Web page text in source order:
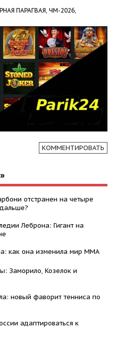
ПАРАГВАЯ, ЧМ-2026,
КОММЕНТИРОВАТЬ
отстранен на четыре
Леброна: Гигант на
как она изменила мир ММА
Заморило, Козелок и
новый фаворит тенниса по
адаптироваться к